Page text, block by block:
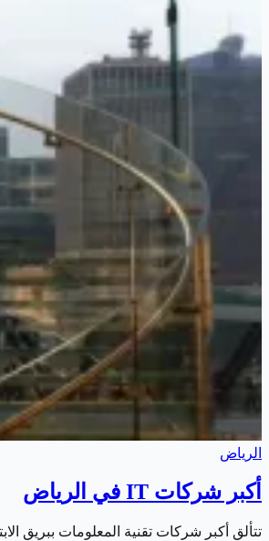
الرياض
أكبر شركات IT في الرياض
تتألق أكبر شركات تقنية المعلومات ببريق